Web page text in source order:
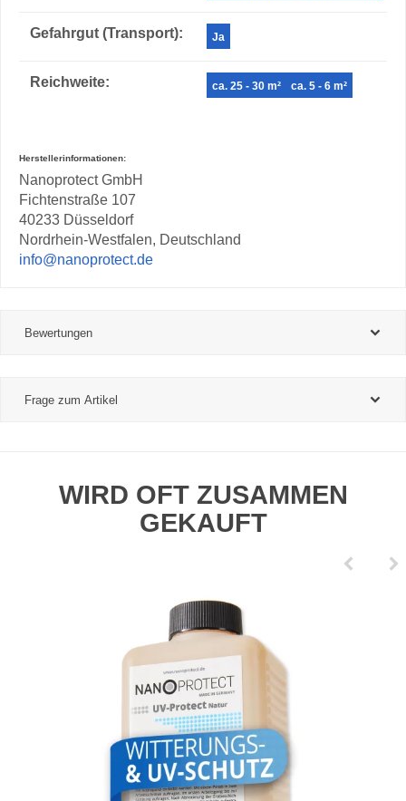
Gefahrgut (Transport)‍: Ja
Reichweite‍: ca. 25 - 30 m² ca. 5 - 6 m²
Herstellerinformationen:
Nanoprotect GmbH
Fichtenstraße 107
40233 Düsseldorf
Nordrhein-Westfalen, Deutschland
info@nanoprotect.de
Bewertungen
Frage zum Artikel
WIRD OFT ZUSAMMEN
GEKAUFT